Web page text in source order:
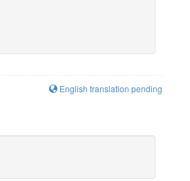
English translation pending